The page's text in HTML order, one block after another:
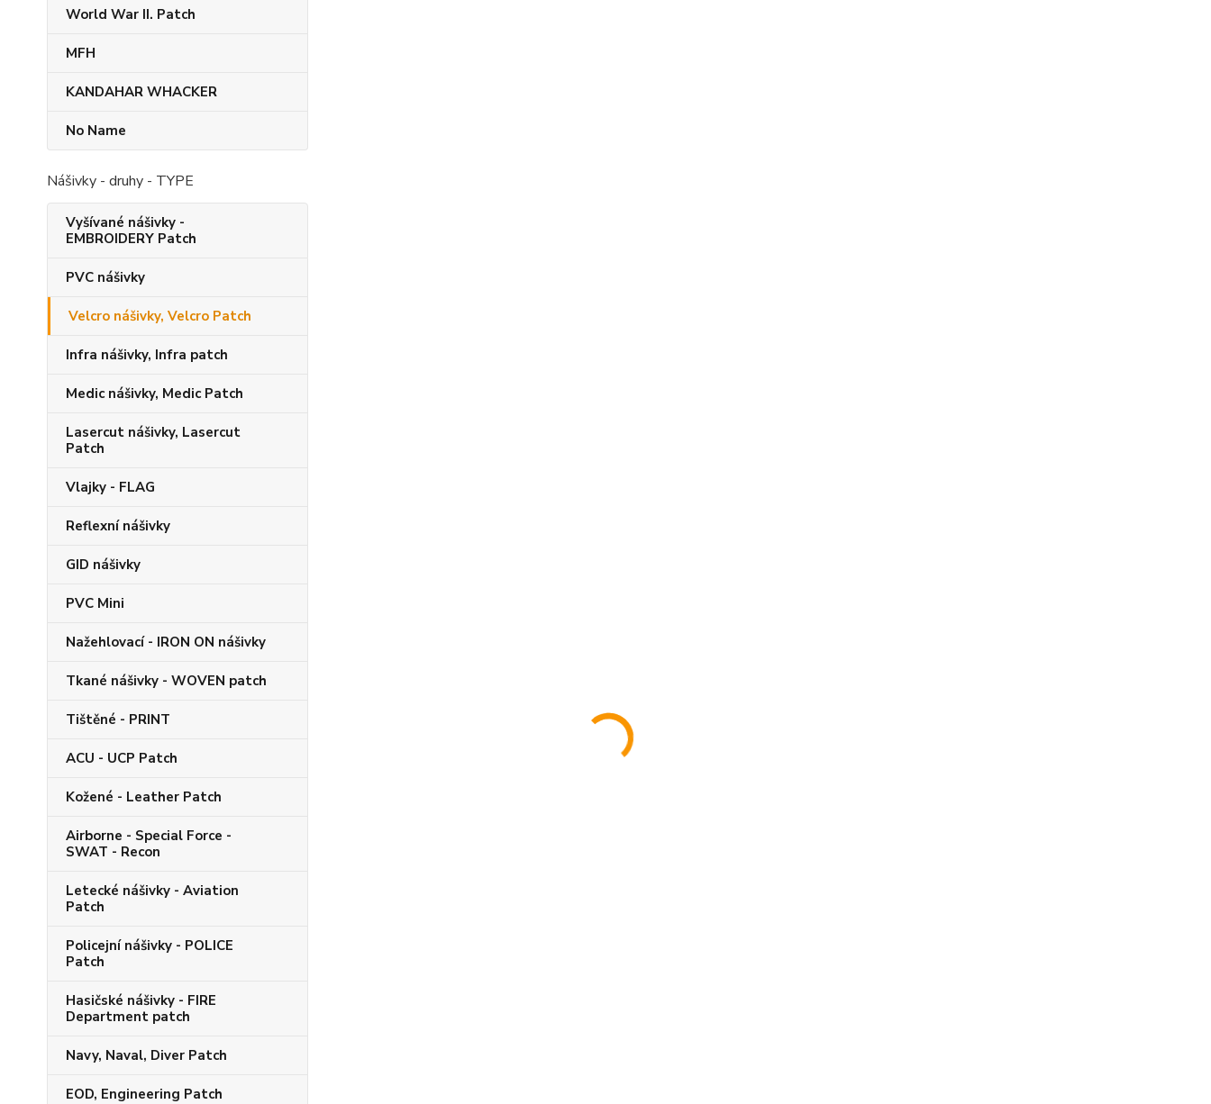
World War II. Patch
MFH
KANDAHAR​ WHACKER
No Name
Nášivky - druhy - TYPE
Vyšívané nášivky -
EMBROIDERY Patch
PVC nášivky
Velcro nášivky, Velcro Patch
Infra nášivky, Infra patch
Medic nášivky, Medic Patch
Lasercut nášivky, Lasercut
Patch
Vlajky - FLAG
Reflexní nášivky
GID nášivky
PVC Mini
Nažehlovací - IRON ON nášivky
Tkané nášivky - WOVEN patch
Tištěné - PRINT
ACU - UCP Patch
Kožené - Leather Patch
Airborne - Special Force -
SWAT - Recon
Letecké nášivky - Aviation
Patch
Policejní nášivky - POLICE
Patch
Hasičské nášivky - FIRE
Department patch
Navy, Naval, Diver Patch
EOD, Engineering Patch